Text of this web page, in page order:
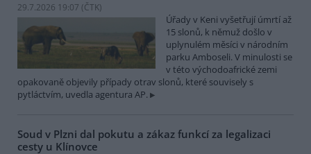
29.7.2026 19:07 (ČTK)
Úřady v Keni vyšetřují úmrtí až
15 slonů, k němuž došlo v
uplynulém měsíci v národním
parku Amboseli. V minulosti se
v této východoafrické zemi
opakovaně objevily případy otrav slonů, které souvisely s
pytláctvím, uvedla agentura AP.
Soud v Plzni dal pokutu a zákaz funkcí za legalizaci
cesty u Klínovce